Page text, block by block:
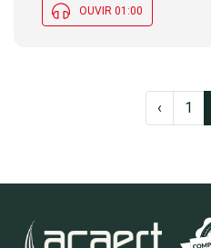
OUVIR 01:00
‹ 1